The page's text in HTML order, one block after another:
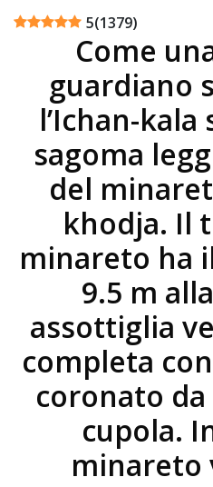
5(1379)
Come
guardiano
l’Ichan-kala
sagoma
del
khodja. Il
minareto ha
9.5 m
assottiglia
completa
coronato
cupola.
minareto